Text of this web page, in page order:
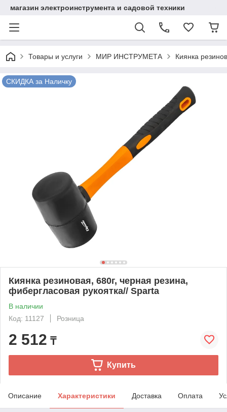
магазин электроинструмента и садовой техники
Товары и услуги МИР ИНСТРУМЕТА Киянка
СКИДКА за Наличку
Киянка резиновая, 680г, черная резина,
фибергласовая рукоятка// Sparta
В наличии
Код: 11127
Розница
2 512 ₸
Купить
Описание Характеристики Доставка Оплата